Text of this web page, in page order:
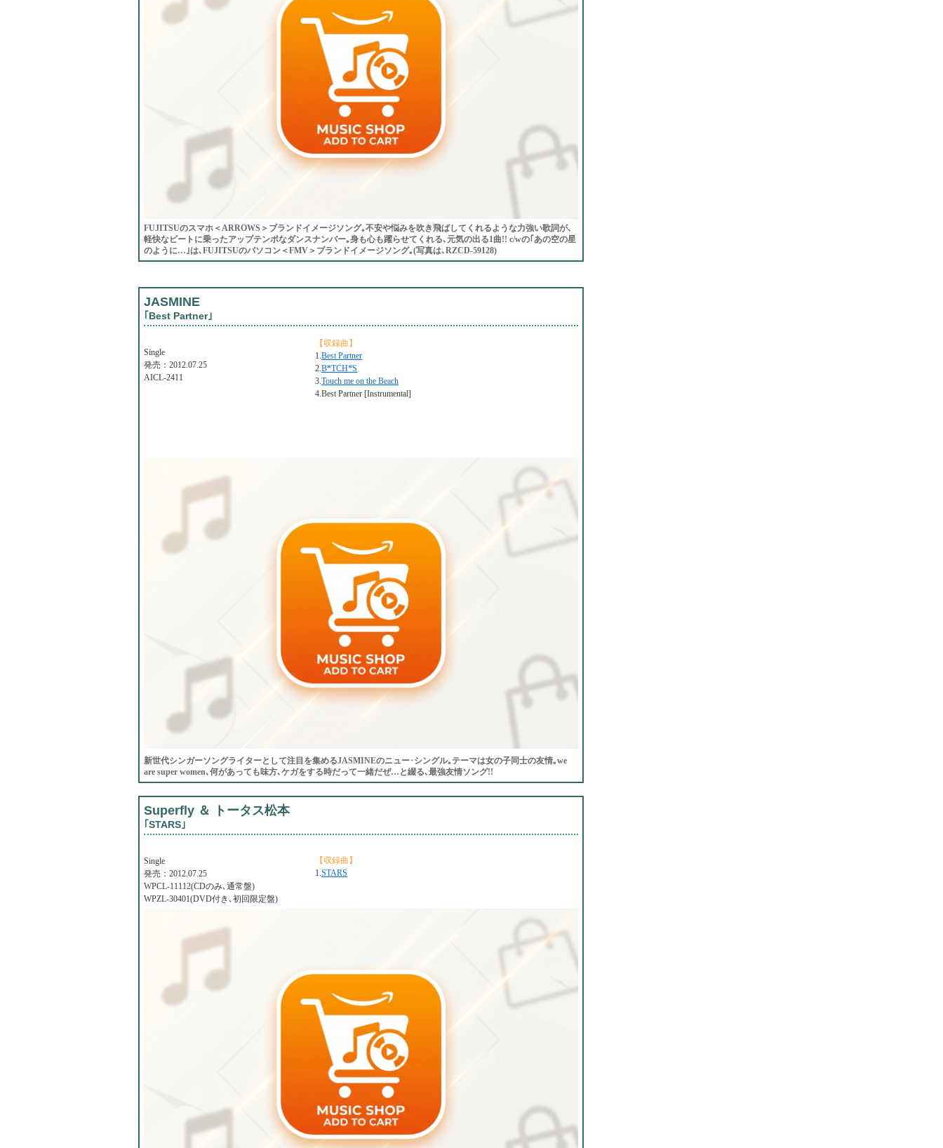
FUJITSUのスマホ＜ARROWS＞ブランドイメージソング｡不安や悩みを吹き飛ばしてくれるような力強い歌詞が､
軽快なビートに乗ったアップテンポなダンスナンバー｡身も心も躍らせてくれる､元気の出る1曲!! c/wの｢あの空の星
のように…｣は､FUJITSUのパソコン＜FMV＞ブランドイメージソング｡(写真は､RZCD-59128)
JASMINE
｢Best Partner｣
【収録曲】
1.Best Partner
2.B*TCH*S
3.Touch me on the Beach
4.Best Partner [Instrumental]
Single
発売：2012.07.25
AICL-2411
新世代シンガーソングライターとして注目を集めるJASMINEのニュー･シングル｡テーマは女の子同士の友情｡we
are super women､何があっても味方､ケガをする時だって一緒だぜ…と綴る､最強友情ソング!!
Superfly ＆ トータス松本
｢STARS｣
【収録曲】
1.STARS
Single
発売：2012.07.25
WPCL-11112(CDのみ､通常盤)
WPZL-30401(DVD付き､初回限定盤)